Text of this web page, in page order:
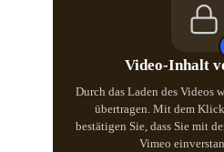
Video-Inhalt
Durch das Laden des Videos
übertragen. Mit dem
bestätigen Sie, dass Sie mit
Vimeo